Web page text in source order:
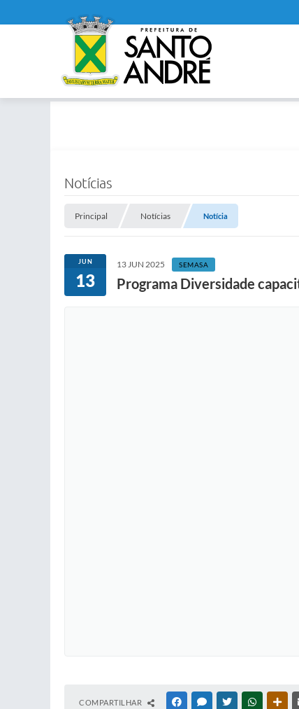
Notícias
Principal Notícias Notícia
JUN
13
13 JUN 2025 SEMASA
Programa Diversidade
COMPARTILHAR FACEBOOKMESSENGER
TWITTERWHATSAPP